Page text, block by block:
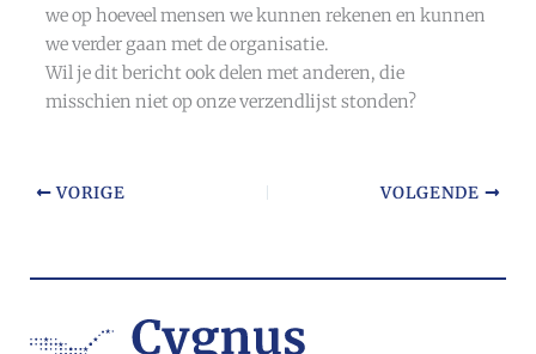
we op hoeveel mensen we kunnen rekenen en kunnen
we verder gaan met de organisatie.
Wil je dit bericht ook delen met anderen, die
misschien niet op onze verzendlijst stonden?
VORIGE VOLGENDE